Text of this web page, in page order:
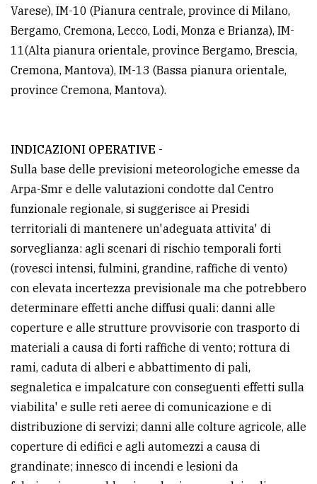
Varese), IM-10 (Pianura centrale, province di Milano,
Bergamo, Cremona, Lecco, Lodi, Monza e Brianza), IM-
11(Alta pianura orientale, province Bergamo, Brescia,
Cremona, Mantova), IM-13 (Bassa pianura orientale,
province Cremona, Mantova).
INDICAZIONI OPERATIVE -
Sulla base delle previsioni meteorologiche emesse da
Arpa-Smr e delle valutazioni condotte dal Centro
funzionale regionale, si suggerisce ai Presidi
territoriali di mantenere un'adeguata attivita' di
sorveglianza: agli scenari di rischio temporali forti
(rovesci intensi, fulmini, grandine, raffiche di vento)
con elevata incertezza previsionale ma che potrebbero
determinare effetti anche diffusi quali: danni alle
coperture e alle strutture provvisorie con trasporto di
materiali a causa di forti raffiche di vento; rottura di
rami, caduta di alberi e abbattimento di pali,
segnaletica e impalcature con conseguenti effetti sulla
viabilita' e sulle reti aeree di comunicazione e di
distribuzione di servizi; danni alle colture agricole, alle
coperture di edifici e agli automezzi a causa di
grandinate; innesco di incendi e lesioni da